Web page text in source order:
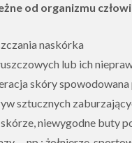
od organizmu
naskórka
lub ich
skóry
sztucznych
niewygodne buty